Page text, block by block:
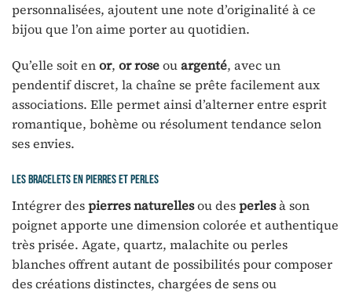
personnalisées, ajoutent une note d’originalité à ce
bijou que l’on aime porter au quotidien.
Qu’elle soit enor, or roseouargenté, avec un
pendentif discret, la chaîne se prête facilement aux
associations. Elle permet ainsi d’alterner entre esprit
romantique, bohème ou résolument tendance selon
ses envies.
Les bracelets en pierres et perles
Intégrer despierres naturellesou desperlesà son
poignet apporte une dimension colorée et authentique
très prisée. Agate, quartz, malachite ou perles
blanches offrent autant de possibilités pour composer
des créations distinctes, chargées de sens ou